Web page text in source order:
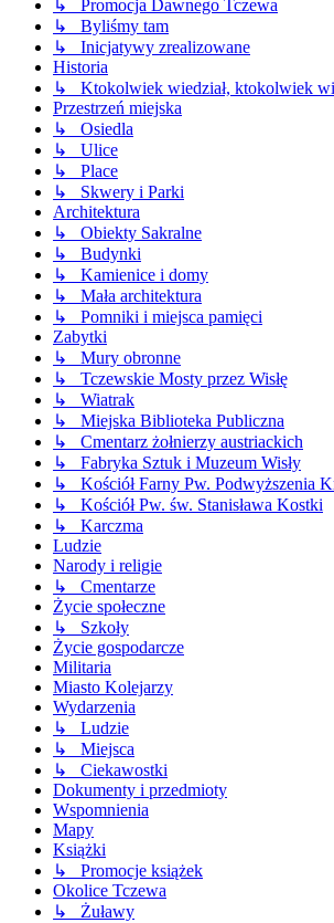
↳ Promocja Dawnego Tczewa
↳ Byliśmy tam
↳ Inicjatywy zrealizowane
Historia
↳ Ktokolwiek wiedział, ktokolwiek
Przestrzeń miejska
↳ Osiedla
↳ Ulice
↳ Place
↳ Skwery i Parki
Architektura
↳ Obiekty Sakralne
↳ Budynki
↳ Kamienice i domy
↳ Mała architektura
↳ Pomniki i miejsca pamięci
Zabytki
↳ Mury obronne
↳ Tczewskie Mosty przez Wisłę
↳ Wiatrak
↳ Miejska Biblioteka Publiczna
↳ Cmentarz żołnierzy austriackich
↳ Fabryka Sztuk i Muzeum Wisły
↳ Kościół Farny Pw. Podwyższenia
↳ Kościół Pw. św. Stanisława Kostki
↳ Karczma
Ludzie
Narody i religie
↳ Cmentarze
Życie społeczne
↳ Szkoły
Życie gospodarcze
Militaria
Miasto Kolejarzy
Wydarzenia
↳ Ludzie
↳ Miejsca
↳ Ciekawostki
Dokumenty i przedmioty
Wspomnienia
Mapy
Książki
↳ Promocje książek
Okolice Tczewa
↳ Żuławy